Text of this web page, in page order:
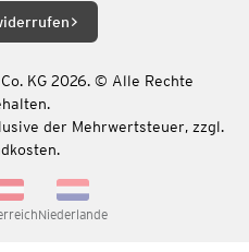
KG 2026. © Alle Rechte
der Mehrwertsteuer, zzgl.
Niederlande